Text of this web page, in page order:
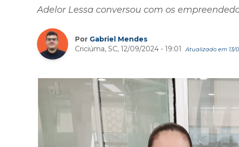
Adelor Lessa conversou com os
Por Gabriel Mendes
Criciúma, SC, 12/09/2024 - 19:01
Atualizado em 13/